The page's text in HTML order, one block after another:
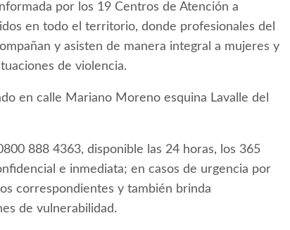
por los 19 Centros de Atención a
en todo el territorio, donde profesionales del
y asisten de manera integral a mujeres y
de violencia.
en calle Mariano Moreno esquina Lavalle del
888 4363, disponible las 24 horas, los 365
e inmediata; en casos de urgencia por
correspondientes y también brinda
de vulnerabilidad.